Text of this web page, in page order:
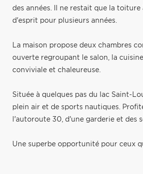
des années. Il ne restait que la
d'esprit pour plusieurs années.
La maison propose deux chambres
ouverte regroupant le salon, la
conviviale et chaleureuse.
Située à quelques pas du lac Saint-
plein air et de sports nautiques.
l'autoroute 30, d'une garderie et des
Une superbe opportunité pour ceux